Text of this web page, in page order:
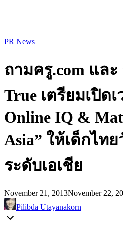
PR News
ถามครู.com แล
True เตรียมเปิด
Online IQ &
Asia” ให้เด็กไท
ระดับเอเชีย
November 21, 2013November 22,
Pilibda Utayanakorn